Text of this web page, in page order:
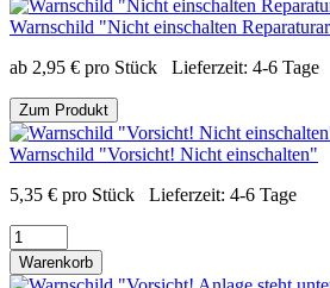
Warnschild "Nicht einschalten
ab 2,95 € pro Stück Lieferzeit: 4-6 Tage
Zum Produkt
Warnschild "Vorsicht! Nicht einschalten"
5,35 € pro Stück Lieferzeit: 4-6 Tage
Warenkorb